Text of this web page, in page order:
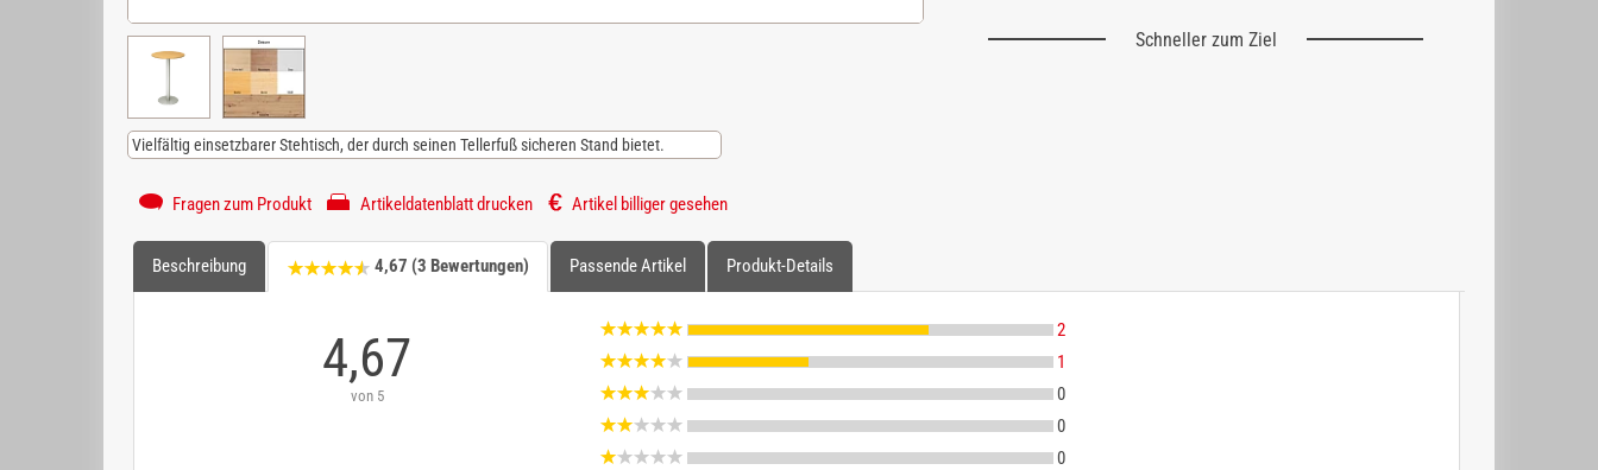
Vielfältig einsetzbarer Stehtisch, der durch seinen Tellerfuß sicheren Stand bietet.
Schneller zum Ziel
Fragen zum Produkt Artikeldatenblatt drucken Artikel billiger gesehen
Beschreibung 4,67 (3 Bewertungen) Passende Artikel Produkt-Details
4,67
von 5
2
1
0
0
0